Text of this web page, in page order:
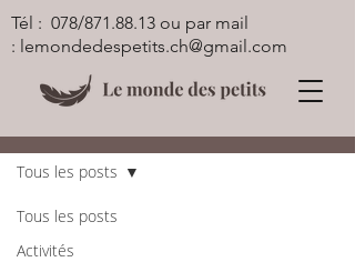
Tél : 078/871.88.13 ou par mail
: lemondedespetits.ch@gmail.com
Tous les posts
Activités
Tous les posts